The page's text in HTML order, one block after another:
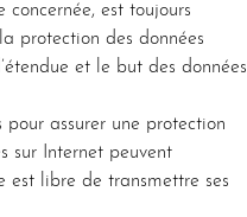
concernée, est toujours
protection des données
et le but des données
assurer une protection
sur Internet peuvent
est libre de transmettre ses